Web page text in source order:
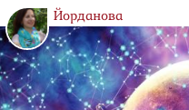
Йорданова